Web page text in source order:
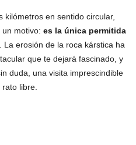
kilómetros en sentido circular,
motivo: es la única permitida
. La erosión de la roca kárstica ha
que te dejará fascinado, y
duda, una visita imprescindible
libre.